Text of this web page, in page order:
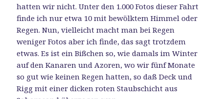
hatten wir nicht. Unter den 1.000 Fotos dieser Fahrt
finde ich nur etwa 10 mit bewölktem Himmel oder
Regen. Nun, vielleicht macht man bei Regen
weniger Fotos aber ich finde, das sagt trotzdem
etwas. Es ist ein Bißchen so, wie damals im Winter
auf den Kanaren und Azoren, wo wir fünf Monate
so gut wie keinen Regen hatten, so daß Deck und
Rigg mit einer dicken roten Staubschicht aus